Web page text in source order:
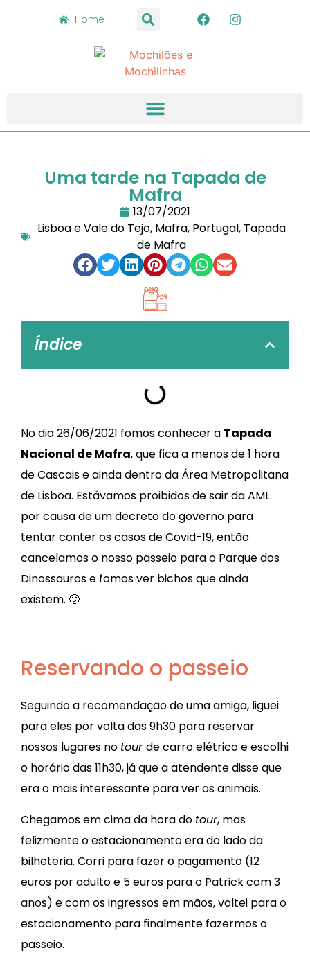
Home
Uma tarde na Tapada de
Mafra
13/07/2021
Lisboa e Vale do Tejo, Mafra, Portugal, Tapada
de Mafra
Índice
No dia 26/06/2021 fomos conhecer a Tapada
Nacional de Mafra, que fica a menos de 1 hora
de Cascais e ainda dentro da Área Metropolitana
de Lisboa. Estávamos proibidos de sair da AML
por causa de um decreto do governo para
tentar conter os casos de Covid-19, então
cancelamos o nosso passeio para o Parque dos
Dinossauros e fomos ver bichos que ainda
existem. 🙂
Reservando o passeio
Seguindo a recomendação de uma amiga, liguei
para eles por volta das 9h30 para reservar
nossos lugares no tourde carro elétrico e escolhi
o horário das 11h30, já que a atendente disse que
era o mais interessante para ver os animais.
Chegamos em cima da hora do tour, mas
felizmente o estacionamento era do lado da
bilheteria. Corri para fazer o pagamento (12
euros por adulto e 5 euros para o Patrick com 3
anos) e com os ingressos em mãos, voltei para o
estacionamento para finalmente fazermos o
passeio.